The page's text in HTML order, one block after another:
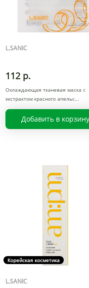
L.SANIC
112 р.
Охлаждающая тканевая маска с
экстрактом красного апельс
Добавить в корзину
Корейская косметика
L.SANIC